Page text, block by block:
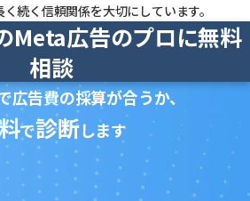
続く信頼関係を大切にしています。
Meta広告のプロに無料
相談
広告費の採算が合うか、
で診断します